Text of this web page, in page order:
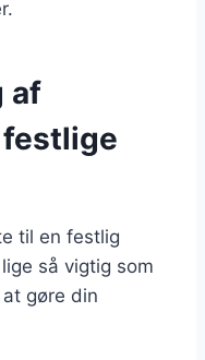
af
til en festlig
så vigtig som
gøre din